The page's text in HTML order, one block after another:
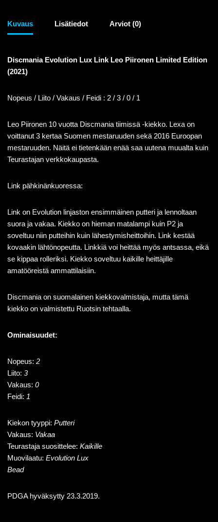
Kuvaus Lisätiedot Arviot (0)
Discmania Evolution Lux Link Leo Piironen Limited Edition
(2021)
Nopeus / Liito / Vakaus / Feidi : 2 / 3 / 0 / 1
Leo Piironen 10 vuotta Discmania tiimissä -kiekko. Lexa on
voittanut 3 kertaa Suomen mestaruuden sekä 2016 Euroopan
mestaruuden. Näitä ei tietenkään enää saa uutena muualta kuin
Teurastajan verkkokaupasta.
Link pähkinänkuoressa:
Link on Evolution linjaston ensimmäinen putteri ja lennoltaan
suora ja vakaa. Kiekko on hieman matalampi kuin P2 ja
soveltuu niin putteihin kuin lähestymisheittoihin. Link kestää
kovaakin lähtönopeutta. Linkkiä voi heittää myös antsassa, eikä
se kippaa rolleriksi. Kiekko soveltuu kaikille heittäjille
amatööreistä ammattilaisiin.
Discmania on suomalainen kiekkovalmistaja, mutta tämä
kiekko on valmistettu Ruotsin tehtaalla.
Ominaisuudet:
Nopeus: 2
Liito: 3
Vakaus: 0
Feidi: 1
Kiekon tyyppi: Putteri
Vakaus: Vakaa
Teurastaja suosittelee: Kaikille
Muovilaatu: Evolution Lux
Bead
PDGA hyväksytty 23.3.2019.